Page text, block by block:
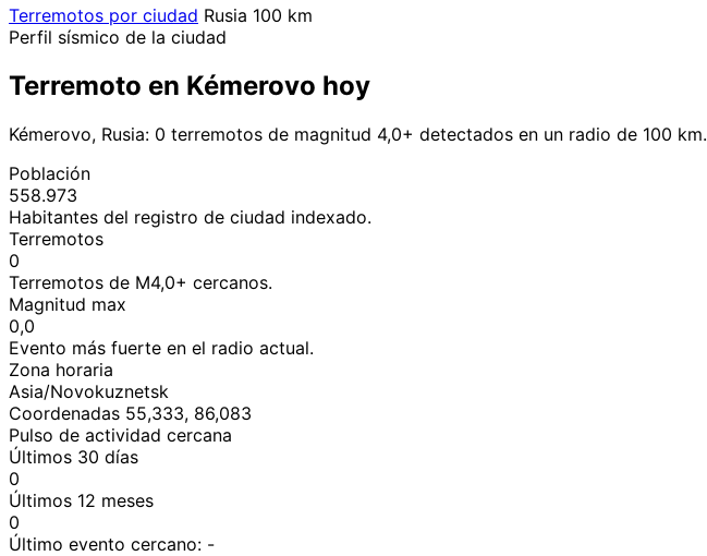
Terremotos por ciudad Rusia 100 km
Perfil sísmico de la ciudad
Terremoto en Kémerovo hoy
Kémerovo, Rusia: 0 terremotos de magnitud 4,0+ detectados en un radio de 100 km.
Población
558.973
Habitantes del registro de ciudad indexado.
Terremotos
0
Terremotos de M4,0+ cercanos.
Magnitud max
0,0
Evento más fuerte en el radio actual.
Zona horaria
Asia/Novokuznetsk
Coordenadas 55,333, 86,083
Pulso de actividad cercana
Últimos 30 días
0
Últimos 12 meses
0
Último evento cercano: -